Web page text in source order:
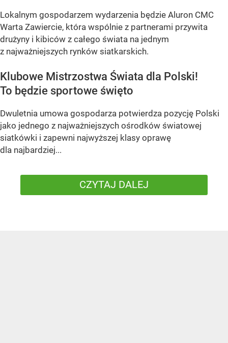
Lokalnym gospodarzem wydarzenia będzie Aluron CMC
Warta Zawiercie, która wspólnie z partnerami przywita
drużyny i kibiców z całego świata na jednym
z najważniejszych rynków siatkarskich.
Klubowe Mistrzostwa Świata dla Polski!
To będzie sportowe święto
Dwuletnia umowa gospodarza potwierdza pozycję Polski
jako jednego z najważniejszych ośrodków światowej
siatkówki i zapewni najwyższej klasy oprawę
dla najbardziej...
CZYTAJ DALEJ